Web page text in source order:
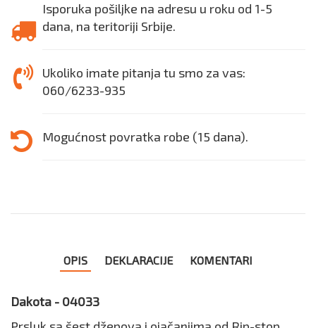
Isporuka pošiljke na adresu u roku od 1-5
dana, na teritoriji Srbije.
Ukoliko imate pitanja tu smo za vas:
060/6233-935
Mogućnost povratka robe (15 dana).
OPIS DEKLARACIJE KOMENTARI
Dakota - 04033